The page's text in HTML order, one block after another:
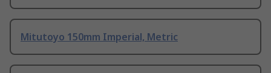
Mitutoyo 150mm Imperial, Metric